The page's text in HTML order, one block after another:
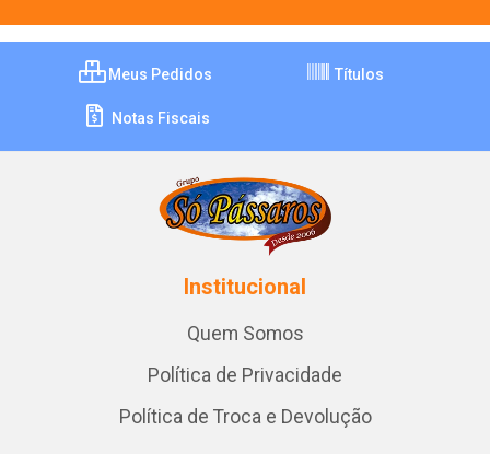
Meus Pedidos Títulos
Notas Fiscais
Institucional
Quem Somos
Política de Privacidade
Política de Troca e Devolução